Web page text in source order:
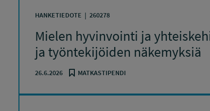
HANKETIEDOTE 260278
Mielen hyvinvointi ja
ja työntekijöiden näkemyksiä
26.6.2026 MATKASTIPENDI